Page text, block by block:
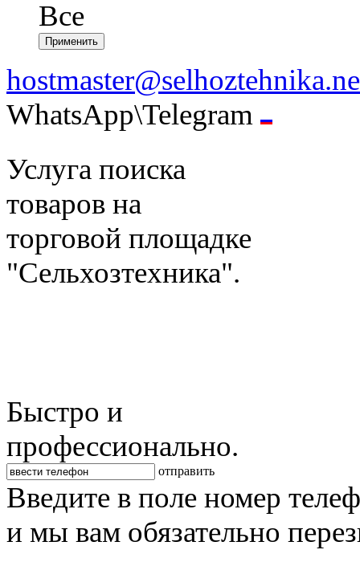
Все
WhatsApp\Telegram
Услуга поиска
товаров на
торговой площадке
"Сельхозтехника".
Быстро и
профессионально.
отправить
Введите в поле номер
и мы вам обязательно